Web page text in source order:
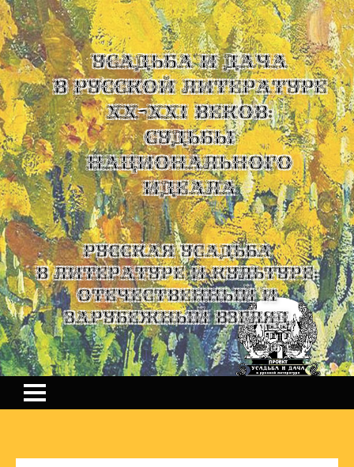
УСАДЬБА И ДАЧА
В РУССКОЙ ЛИТЕРАТУРЕ
XX-XXI ВЕКОВ:
СУДЬБЫ
НАЦИОНАЛЬНОГО
ИДЕАЛА
Русская усадьба
в литературе и культуре:
отечественный и
зарубежный взгляд